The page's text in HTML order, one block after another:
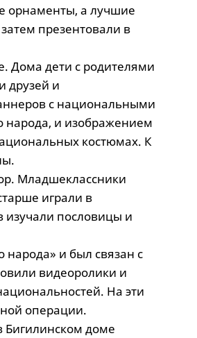
орнаменты, а лучшие
презентовали в
Дома дети с родителями
друзей и
с национальными
народа, и изображением
костюмах. К
Младшеклассники
играли в
изучали пословицы и
народа» и был связан с
видеоролики и
На эти
операции.
Бигилинском доме